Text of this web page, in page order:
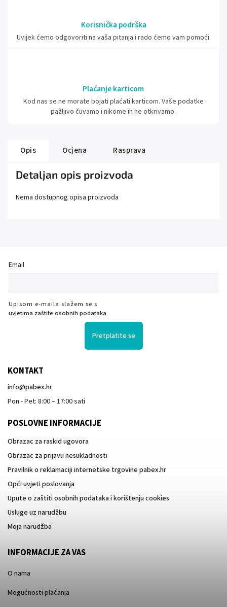
Korisnička podrška
Uvijek ćemo odgovoriti na vaša pitanja i rado ćemo vam pomoći.
Plaćanje karticom
Kod nas se ne morate bojati plaćati karticom. Vaše podatke
pažljivo čuvamo i nikome ih ne otkrivamo.
Opis Ocjena Rasprava
Detaljan opis proizvoda
Nema dostupnog opisa proizvoda
Email
Upisom e-maila slažem se s
uvjetima zaštite osobnih podataka
Pretplatite se
KONTAKT
info@pabex.hr
Pon - Pet: 8:00 – 17:00 sati
POSLOVNE INFORMACIJE
Obrazac za raskid ugovora
Obrazac za prijavu nesukladnosti
Pravilnik o reklamaciji internetske trgovine pabex.hr
Opći uvjeti poslovanja
Upute o zaštiti osobnih podataka i korištenju cookies
Usluge uz narudžbu
Moja narudžba
INFORMACIJE ZA VAS
O nama
Mogućnosti plaćanja